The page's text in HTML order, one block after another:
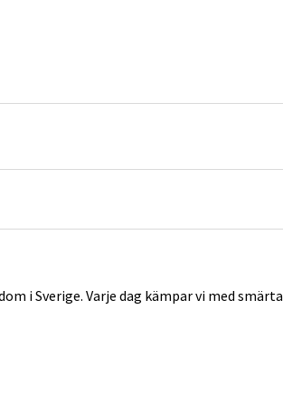
i Sverige. Varje dag kämpar vi med